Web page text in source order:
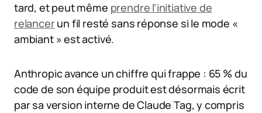
tard, et peut même prendre l’initiative de
relancerun fil resté sans réponse si le mode «
ambiant » est activé.
Anthropic avance un chiffre qui frappe : 65 % du
code de son équipe produit est désormais écrit
par sa version interne de Claude Tag, y compris